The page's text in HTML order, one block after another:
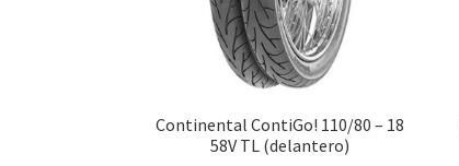
Continental ContiGo! 110/80 – 18
58V TL (delantero)